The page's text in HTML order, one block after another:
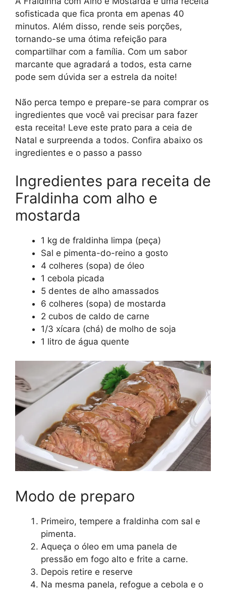
sofisticada que fica pronta em apenas 40
minutos. Além disso, rende seis porções,
tornando-se uma ótima refeição para
compartilhar com a família. Com um sabor
marcante que agradará a todos, esta carne
pode sem dúvida ser a estrela da noite!
Não perca tempo e prepare-se para comprar os
ingredientes que você vai precisar para fazer
esta receita! Leve este prato para a ceia de
Natal e surpreenda a todos. Confira abaixo os
ingredientes e o passo a passo
Ingredientes para receita de
Fraldinha com alho e
mostarda
1 kg de fraldinha limpa (peça)
Sal e pimenta-do-reino a gosto
4 colheres (sopa) de óleo
1 cebola picada
5 dentes de alho amassados
6 colheres (sopa) de mostarda
2 cubos de caldo de carne
1/3 xícara (chá) de molho de soja
1 litro de água quente
Modo de preparo
Primeiro, tempere a fraldinha com sal e
pimenta.
Aqueça o óleo em uma panela de
pressão em fogo alto e frite a carne.
Depois retire e reserve
Na mesma panela, refogue a cebola e o